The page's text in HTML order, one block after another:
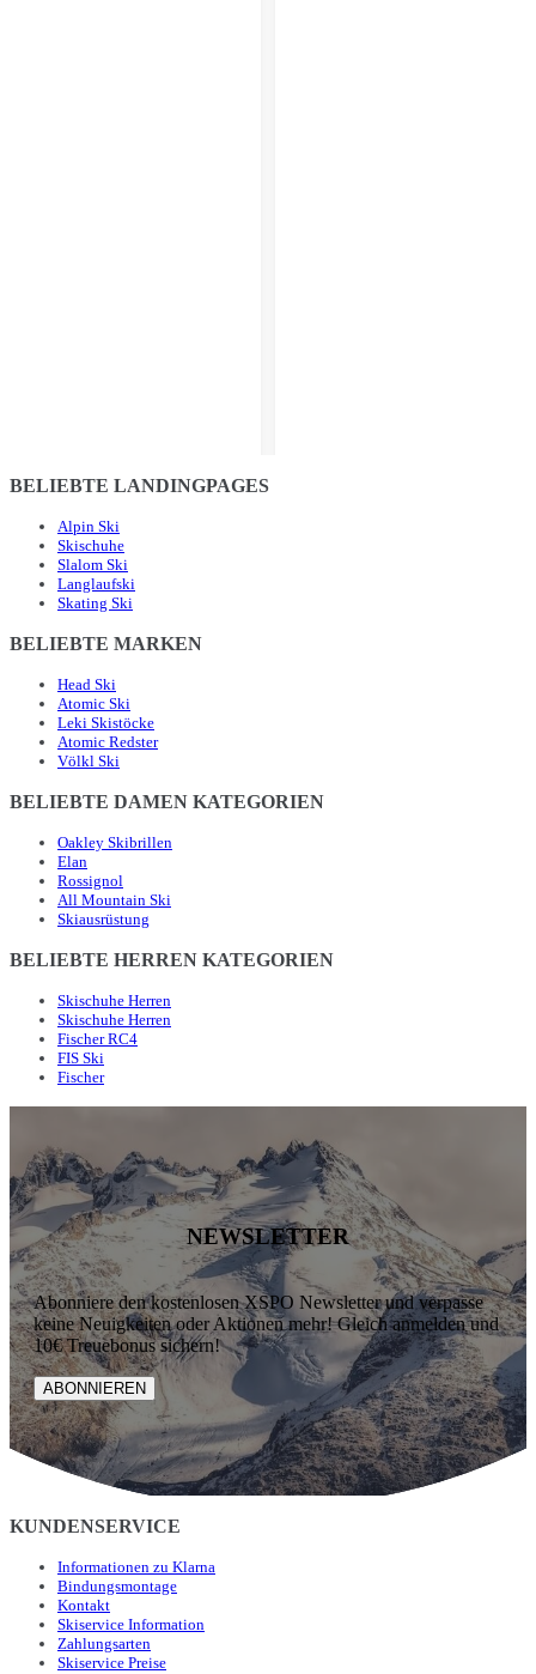
BELIEBTE LANDINGPAGES
Alpin Ski
Skischuhe
Slalom Ski
Langlaufski
Skating Ski
BELIEBTE MARKEN
Head Ski
Atomic Ski
Leki Skistöcke
Atomic Redster
Völkl Ski
BELIEBTE DAMEN KATEGORIEN
Oakley Skibrillen
Elan
Rossignol
All Mountain Ski
Skiausrüstung
BELIEBTE HERREN KATEGORIEN
Skischuhe Herren
Skischuhe Herren
Fischer RC4
FIS Ski
Fischer
NEWSLETTER
Abonniere den kostenlosen XSPO Newsletter und verpasse
keine Neuigkeiten oder Aktionen mehr! Gleich anmelden und
10€ Treuebonus sichern!
ABONNIEREN
KUNDENSERVICE
Informationen zu Klarna
Bindungsmontage
Kontakt
Skiservice Information
Zahlungsarten
Skiservice Preise